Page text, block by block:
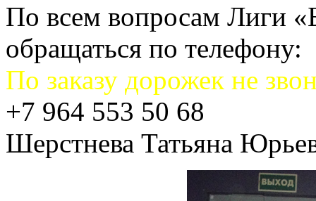
По всем вопросам Лиги
обращаться по телефону:
По заказу дорожек не
+7 964 553 50 68
Шерстнева Татьяна